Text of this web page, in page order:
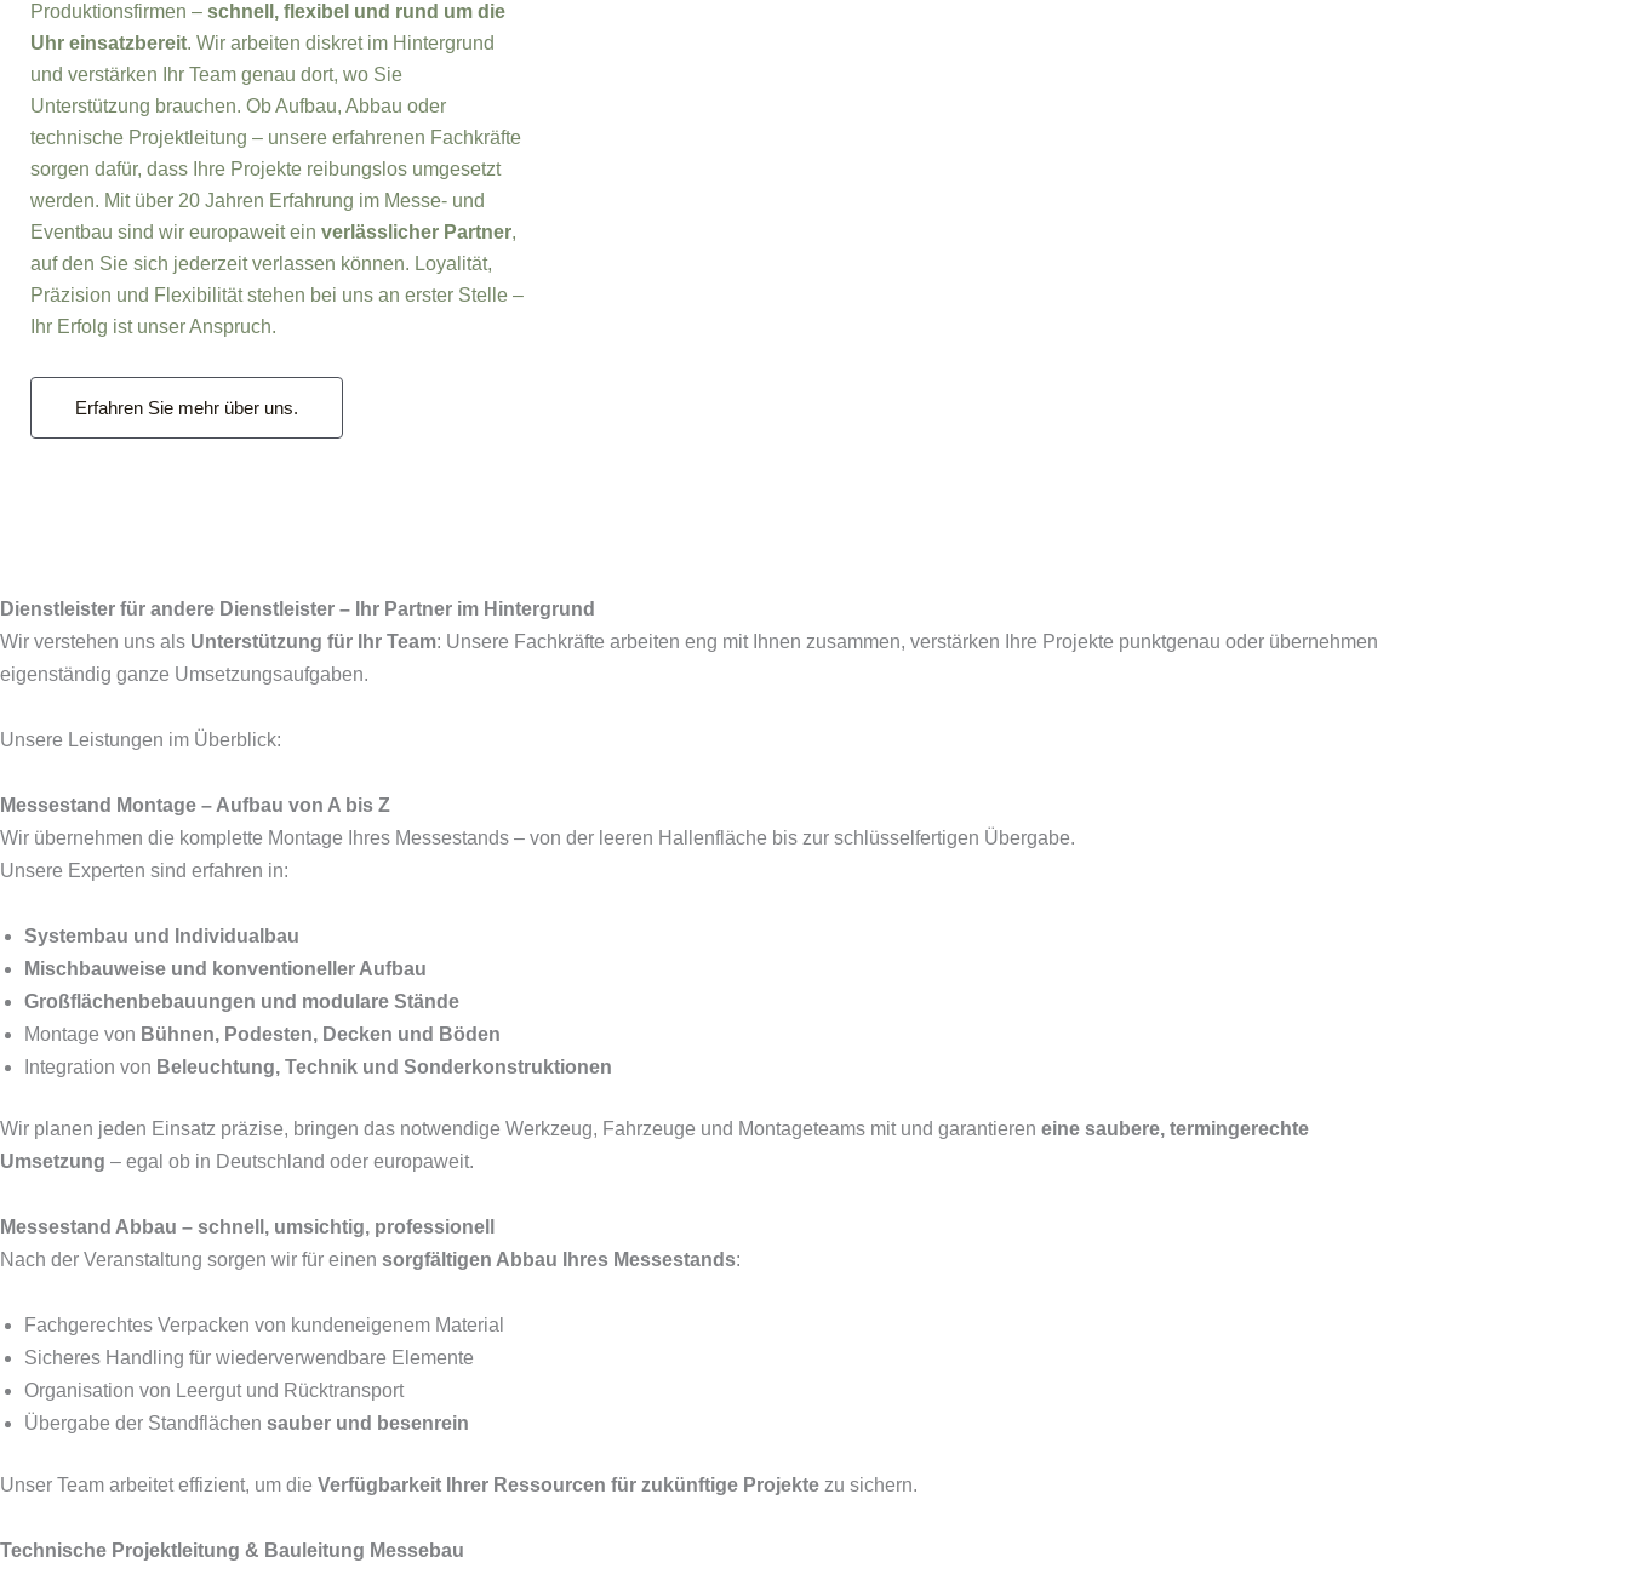
Produktionsfirmen – schnell, flexibel und rund um die
Uhr einsatzbereit. Wir arbeiten diskret im Hintergrund
und verstärken Ihr Team genau dort, wo Sie
Unterstützung brauchen. Ob Aufbau, Abbau oder
technische Projektleitung – unsere erfahrenen Fachkräfte
sorgen dafür, dass Ihre Projekte reibungslos umgesetzt
werden. Mit über 20 Jahren Erfahrung im Messe- und
Eventbau sind wir europaweit ein verlässlicher Partner,
auf den Sie sich jederzeit verlassen können. Loyalität,
Präzision und Flexibilität stehen bei uns an erster Stelle –
Ihr Erfolg ist unser Anspruch.
Erfahren Sie mehr über uns.
Dienstleister für andere Dienstleister – Ihr Partner im Hintergrund
Wir verstehen uns als Unterstützung für Ihr Team: Unsere Fachkräfte arbeiten eng mit Ihnen zusammen, verstärken Ihre Projekte punktgenau oder übernehmen
eigenständig ganze Umsetzungsaufgaben.
Unsere Leistungen im Überblick:
Messestand Montage – Aufbau von A bis Z
Wir übernehmen die komplette Montage Ihres Messestands – von der leeren Hallenfläche bis zur schlüsselfertigen Übergabe.
Unsere Experten sind erfahren in:
Systembau und Individualbau
Mischbauweise und konventioneller Aufbau
Großflächenbebauungen und modulare Stände
Montage von Bühnen, Podesten, Decken und Böden
Integration von Beleuchtung, Technik und Sonderkonstruktionen
Wir planen jeden Einsatz präzise, bringen das notwendige Werkzeug, Fahrzeuge und Montageteams mit und garantieren eine saubere, termingerechte
Umsetzung – egal ob in Deutschland oder europaweit.
Messestand Abbau – schnell, umsichtig, professionell
Nach der Veranstaltung sorgen wir für einen sorgfältigen Abbau Ihres Messestands:
Fachgerechtes Verpacken von kundeneigenem Material
Sicheres Handling für wiederverwendbare Elemente
Organisation von Leergut und Rücktransport
Übergabe der Standflächen sauber und besenrein
Unser Team arbeitet effizient, um die Verfügbarkeit Ihrer Ressourcen für zukünftige Projekte zu sichern.
Technische Projektleitung & Bauleitung Messebau